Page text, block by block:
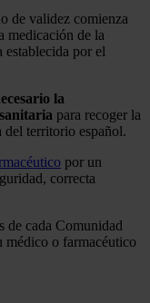
de validez comienza
medicación de la
por el
la
para recoger la
territorio español.
por un
correcta
de cada Comunidad
médico o farmacéutico